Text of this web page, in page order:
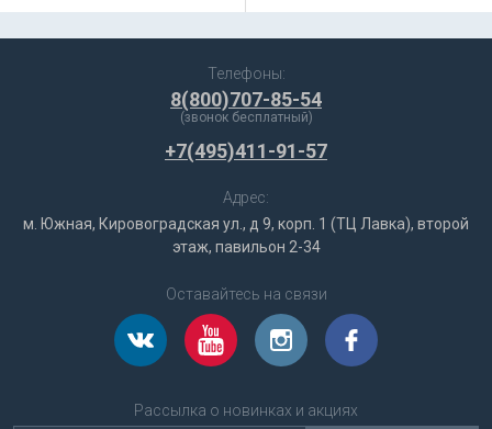
Телефоны:
8(800)707-85-54
(звонок бесплатный)
+7(495)411-91-57
Адрес:
м. Южная, Кировоградская ул., д 9, корп. 1 (ТЦ Лавка), второй
этаж, павильон 2-34
Оставайтесь на связи
Рассылка о новинках и акциях